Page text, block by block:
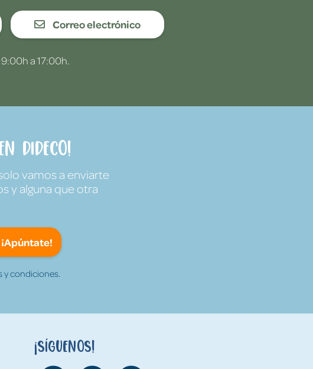
Correo electrónico
a 17:00h.
Dideco!
vamos a enviarte
y alguna que otra
¡Apúntate!
y condiciones.
¡Síguenos!